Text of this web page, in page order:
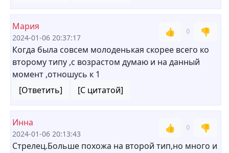
Мария
2024-01-06 20:37:17
👍 0
👎
Когда была совсем молоденькая скорее всего ко
второму типу ,с возрастом думаю и на данный
момент ,отношусь к 1
[Ответить]
[С цитатой]
Инна
2024-01-06 20:13:43
👍 0
👎
Стрелец.Больше похожа на второй тип,но много и